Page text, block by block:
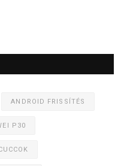
ANDROID FRISSÍTÉS
P30